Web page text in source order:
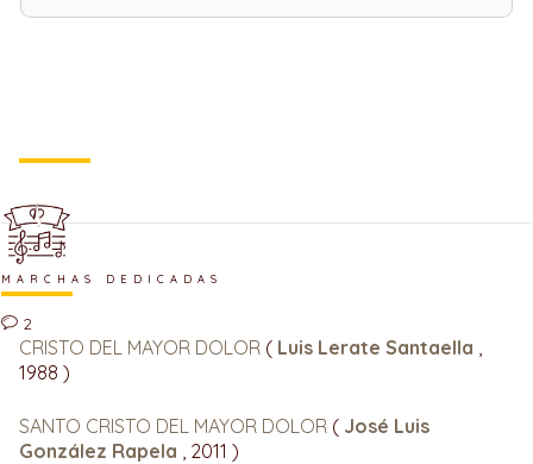
MARCHAS DEDICADAS
2
CRISTO DEL MAYOR DOLOR ( Luis Lerate Santaella ,
1988 )
SANTO CRISTO DEL MAYOR DOLOR ( José Luis
González Rapela , 2011 )